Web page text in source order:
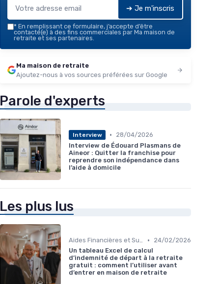
➔ Je m'inscris
* En remplissant ce formulaire, j’accepte d’être
contacté(e) à des fins commerciales par Ma maison de
retraite et ses partenaires.
Ma maison de retraite
Ajoutez-nous à vos sources préférées sur Google
Parole d'experts
Interview •
28/04/2026
Interview de Édouard Plasmans de
Aineor : Quitter la franchise pour
reprendre son indépendance dans
l’aide à domicile
Les plus lus
Aides Financières et Subventions •
24/02/2026
Un tableau Excel de calcul
d’indemnité de départ à la retraite
gratuit : comment l’utiliser avant
d’entrer en maison de retraite